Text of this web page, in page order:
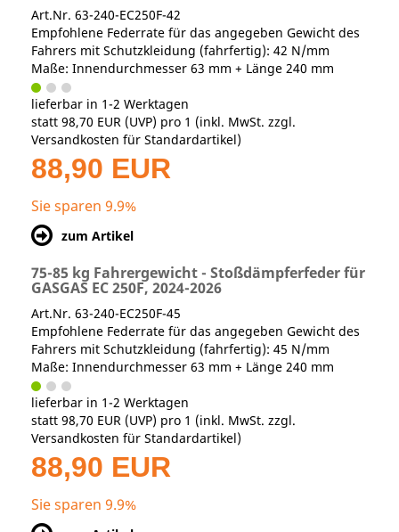
Art.Nr. 63-240-EC250F-42
Empfohlene Federrate für das angegeben Gewicht des
Fahrers mit Schutzkleidung (fahrfertig): 42 N/mm
Maße: Innendurchmesser 63 mm + Länge 240 mm
lieferbar in 1-2 Werktagen
statt 98,70 EUR (UVP) pro 1 (inkl. MwSt. zzgl.
Versandkosten für Standardartikel)
88,90 EUR
Sie sparen 9.9%
zum Artikel
75-85 kg Fahrergewicht - Stoßdämpferfeder für
GASGAS EC 250F, 2024-2026
Art.Nr. 63-240-EC250F-45
Empfohlene Federrate für das angegeben Gewicht des
Fahrers mit Schutzkleidung (fahrfertig): 45 N/mm
Maße: Innendurchmesser 63 mm + Länge 240 mm
lieferbar in 1-2 Werktagen
statt 98,70 EUR (UVP) pro 1 (inkl. MwSt. zzgl.
Versandkosten für Standardartikel)
88,90 EUR
Sie sparen 9.9%